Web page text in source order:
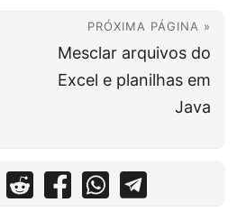
PRÓXIMA PÁGINA »
Mesclar arquivos do
Excel e planilhas em
Java